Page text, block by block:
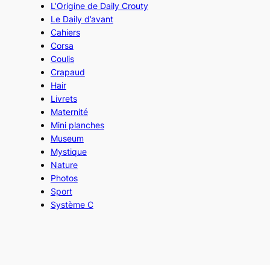
L’Origine de Daily Crouty
Le Daily d’avant
Cahiers
Corsa
Coulis
Crapaud
Hair
Livrets
Maternité
Mini planches
Museum
Mystique
Nature
Photos
Sport
Système C